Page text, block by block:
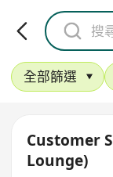
全部篩選
Customer
Lounge)